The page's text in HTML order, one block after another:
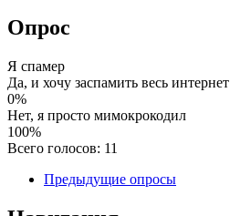
Опрос
Я спамер
Да, и хочу заспамить весь интернет
0%
Нет, я просто мимокрокодил
100%
Всего голосов: 11
Предыдущие опросы